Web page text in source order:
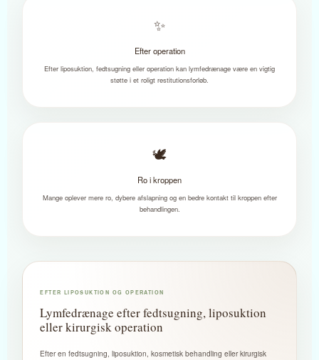
✨
Efter operation
Efter liposuktion, fedtsugning eller operation kan lymfedrænage være en vigtig
støtte i et roligt restitutionsforløb.
🕊️
Ro i kroppen
Mange oplever mere ro, dybere afslapning og en bedre kontakt til kroppen efter
behandlingen.
EFTER LIPOSUKTION OG OPERATION
Lymfedrænage efter fedtsugning, liposuktion
eller kirurgisk operation
Efter en fedtsugning, liposuktion, kosmetisk behandling eller kirurgisk